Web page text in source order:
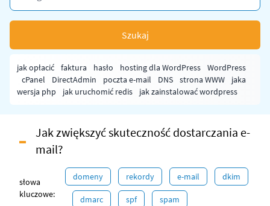
Szukaj
jak opłacić faktura hasło hosting dla WordPress
WordPress
cPanel
DirectAdmin poczta e-mail DNS strona WWW
jaka
wersja php
jak uruchomić redis jak zainstalować wordpress
Jak zwiększyć skuteczność dostarczania e-
mail?
słowa
kluczowe:
domeny rekordy e-mail dkim
dmarc spf spam